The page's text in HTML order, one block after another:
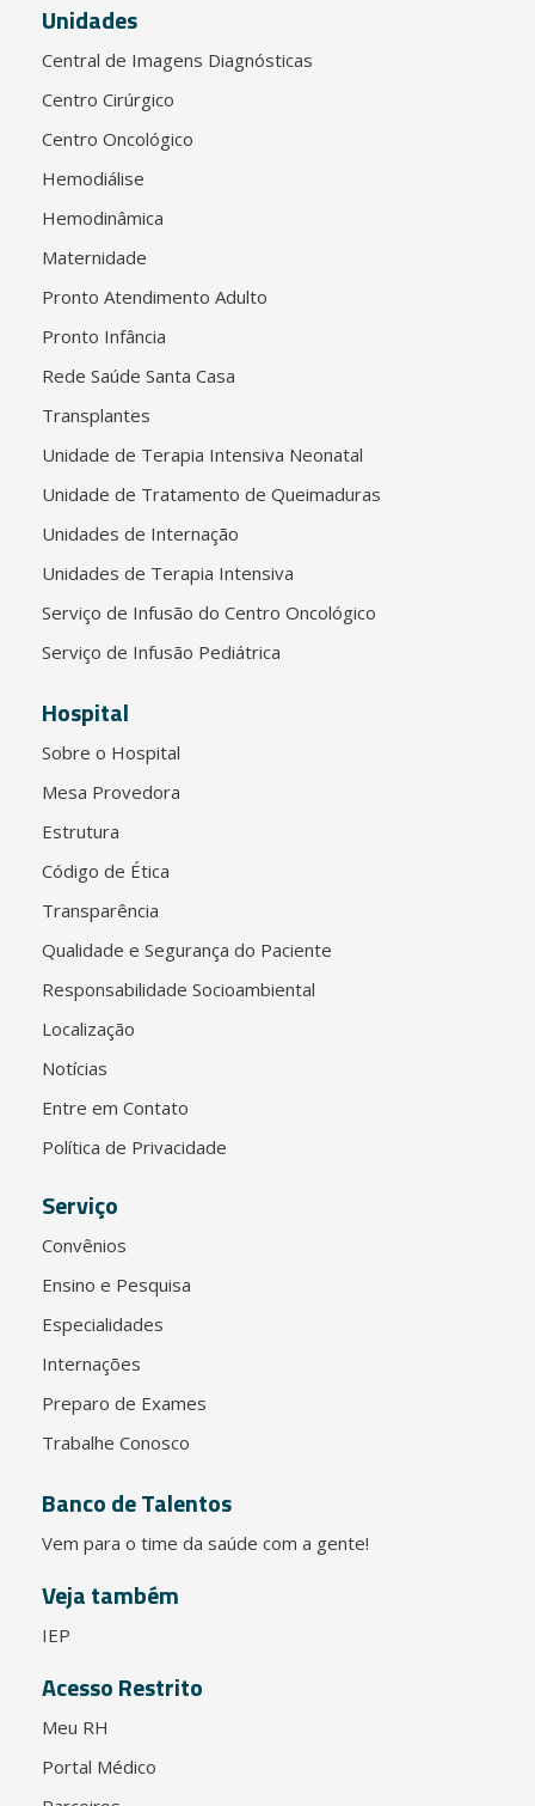
Unidades
Central de Imagens Diagnósticas
Centro Cirúrgico
Centro Oncológico
Hemodiálise
Hemodinâmica
Maternidade
Pronto Atendimento Adulto
Pronto Infância
Rede Saúde Santa Casa
Transplantes
Unidade de Terapia Intensiva Neonatal
Unidade de Tratamento de Queimaduras
Unidades de Internação
Unidades de Terapia Intensiva
Serviço de Infusão do Centro Oncológico
Serviço de Infusão Pediátrica
Hospital
Sobre o Hospital
Mesa Provedora
Estrutura
Código de Ética
Transparência
Qualidade e Segurança do Paciente
Responsabilidade Socioambiental
Localização
Notícias
Entre em Contato
Política de Privacidade
Serviço
Convênios
Ensino e Pesquisa
Especialidades
Internações
Preparo de Exames
Trabalhe Conosco
Banco de Talentos
Vem para o time da saúde com a gente!
Veja também
IEP
Acesso Restrito
Meu RH
Portal Médico